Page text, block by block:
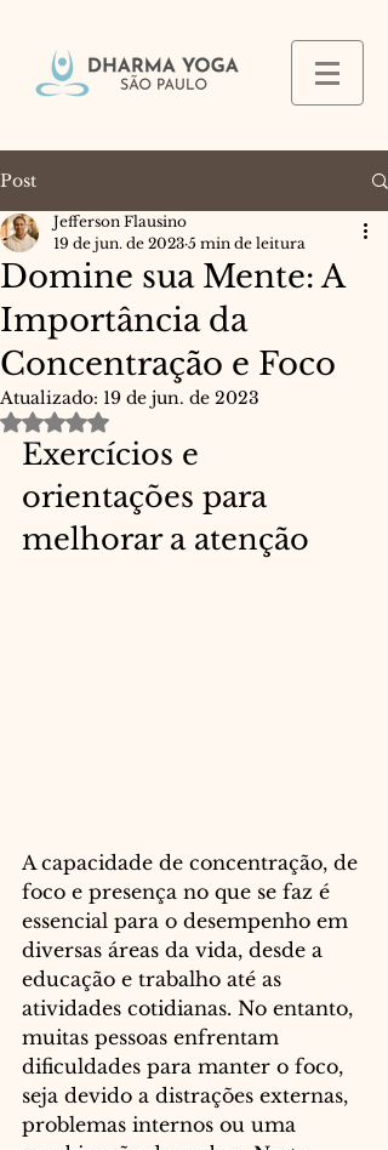
Post
Domine sua Mente: A
Importância da
Concentração e Foco
Jefferson Flausino
19 de jun. de 2023 5 min de leitura
Atualizado: 19 de jun. de 2023
Avaliado com NaN de 5 estrelas.
Exercícios e
orientações para
melhorar a atenção
A capacidade de concentração, de
foco e presença no que se faz é
essencial para o desempenho em
diversas áreas da vida, desde a
educação e trabalho até as
atividades cotidianas. No entanto,
muitas pessoas enfrentam
dificuldades para manter o foco,
seja devido a distrações externas,
problemas internos ou uma